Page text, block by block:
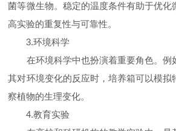
菌等微生物。稳定的温度条件有助于优化
高实验的重复性与可靠性。
3.环境科学
在环境科学中也扮演着重要角色。例
其对环境变化的反应时，培养箱可以模拟
察植物的生理变化。
4.教育实验